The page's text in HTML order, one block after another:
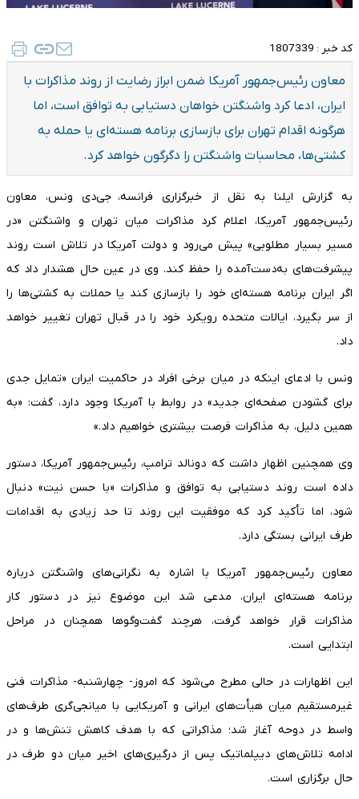
کد خبر : 1807339
معاون رئیس‌جمهور آمریکا ضمن ابراز رضایت از روند مذاکرات با
ایران، ادعا کرد واشنگتن خواهان دستیابی به توافق است، اما
هرگونه اقدام تهران برای بازسازی برنامه هسته‌ای یا حمله به
کشتی‌ها، محاسبات واشنگتن را دگرگون خواهد کرد.
به گزارش ایلنا به نقل از خبرگزاری فرانسه، جی‌دی ونس، معاون
رئیس‌جمهور آمریکا، اعلام کرد مذاکرات میان تهران و واشنگتن «در
مسیر بسیار مطلوبی» پیش می‌رود و دولت آمریکا در تلاش است روند
پیشرفت‌های به‌دست‌آمده را حفظ کند. وی در عین حال هشدار داد که
اگر ایران برنامه هسته‌ای خود را بازسازی کند یا حملات به کشتی‌ها را
از سر بگیرد، ایالات متحده رویکرد خود را در قبال تهران تغییر خواهد
داد.
ونس با ادعای اینکه در میان برخی افراد در حاکمیت ایران «تمایل جدی
برای گشودن صفحه‌ای جدید» در روابط با آمریکا وجود دارد، گفت: «به
همین دلیل، به مذاکرات فرصت بیشتری خواهیم داد.»
وی همچنین اظهار داشت که دونالد ترامپ، رئیس‌جمهور آمریکا، دستور
داده است روند دستیابی به توافق و مذاکرات «با حسن نیت» دنبال
شود، اما تأکید کرد که موفقیت این روند تا حد زیادی به اقدامات
طرف ایرانی بستگی دارد.
معاون رئیس‌جمهور آمریکا با اشاره به نگرانی‌های واشنگتن درباره
برنامه هسته‌ای ایران، مدعی شد این موضوع نیز در دستور کار
مذاکرات قرار خواهد گرفت، هرچند گفت‌وگوها همچنان در مراحل
ابتدایی است.
این اظهارات در حالی مطرح می‌شود که امروز- چهارشنبه- مذاکرات فنی
غیرمستقیم میان هیأت‌های ایرانی و آمریکایی با میانجی‌گری طرف‌های
واسط در دوحه آغاز شد؛ مذاکراتی که با هدف کاهش تنش‌ها و در
ادامه تلاش‌های دیپلماتیک پس از درگیری‌های اخیر میان دو طرف در
حال برگزاری است.